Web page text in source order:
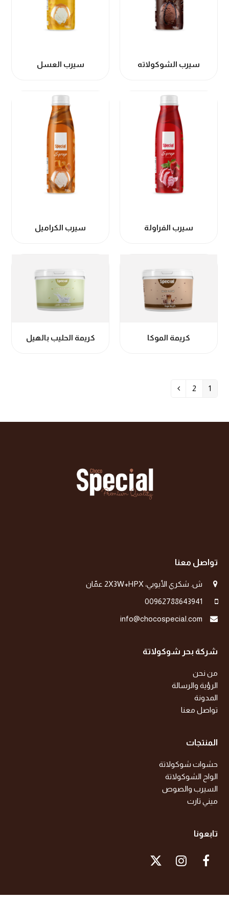
سيرب الشوكولاته سيرب العسل
سيرب الفراولة سيرب الكراميل
كريمة الموكا كريمة الحليب بالهيل
Page1
Page2
Next
تواصل معنا
ش. شكري الأيوبي، 2X3W+HPX عمّان
00962788643941
info@chocospecial.com
شركة بحر شوكولاتة
من نحن
الرؤية والرسالة
المدونة
تواصل معنا
المنتجات
حشوات شوكولاتة
الواح الشوكولاتة
السيرب والصوص
ميني تارت
تابعونا
F
I
X